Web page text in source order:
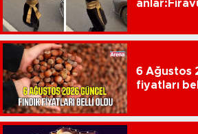
6 Ağustos
fiyatları